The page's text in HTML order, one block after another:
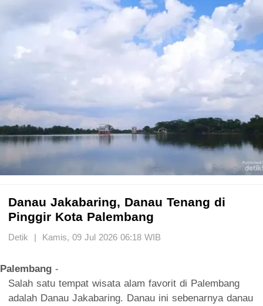
Danau Jakabaring, Danau Tenang di
Pinggir Kota Palembang
Detik | Kamis, 09 Jul 2026 06:18 WIB
Palembang -
Salah satu tempat wisata alam favorit di Palembang
adalah Danau Jakabaring. Danau ini sebenarnya danau